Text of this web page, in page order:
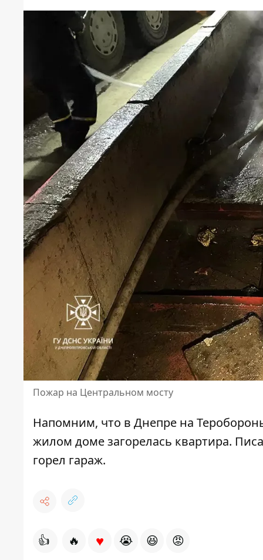
Пожар на Центральном мосту
Напомним, что в Днепре на
жилом доме загорелась квартира.
горел гараж.
👍 🔥 ♥ 😭 😆 😡